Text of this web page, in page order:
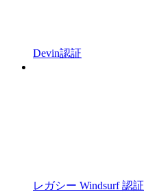
Devin認証
レガシー Windsurf 認証